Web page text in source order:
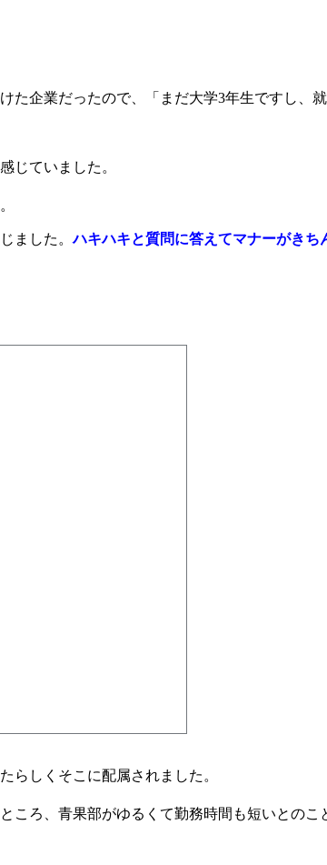
た企業だったので、「まだ大学3年生ですし、
じていました。
ました。ハキハキと質問に答えてマナーがきち
らしくそこに配属されました。
ころ、青果部がゆるくて勤務時間も短いとの